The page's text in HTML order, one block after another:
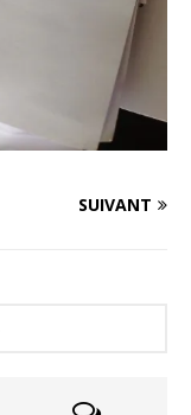
SUIVANT